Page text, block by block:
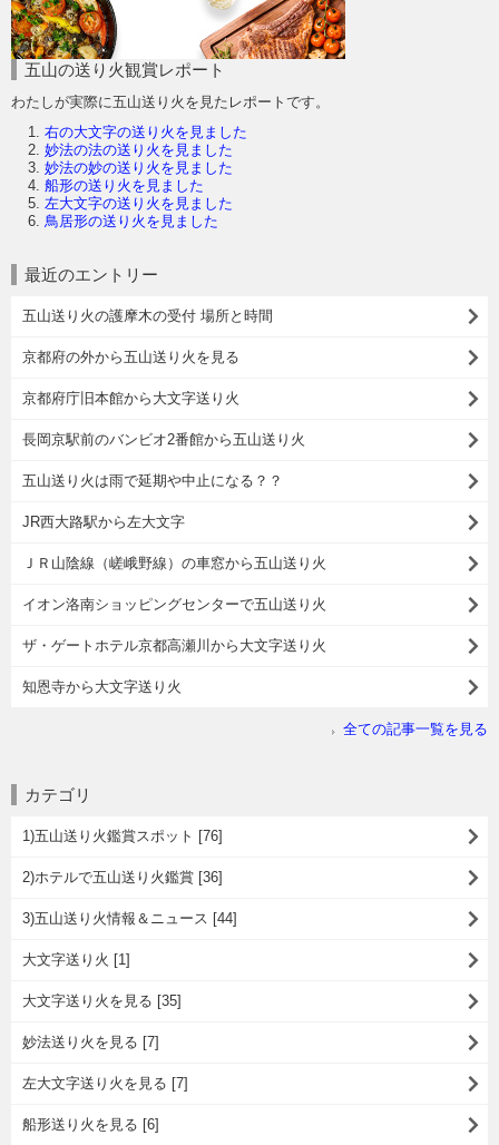
五山の送り火観賞レポート
わたしが実際に五山送り火を見たレポートです。
右の大文字の送り火を見ました
妙法の法の送り火を見ました
妙法の妙の送り火を見ました
船形の送り火を見ました
左大文字の送り火を見ました
鳥居形の送り火を見ました
最近のエントリー
五山送り火の護摩木の受付 場所と時間
京都府の外から五山送り火を見る
京都府庁旧本館から大文字送り火
長岡京駅前のバンビオ2番館から五山送り火
五山送り火は雨で延期や中止になる？？
JR西大路駅から左大文字
ＪＲ山陰線（嵯峨野線）の車窓から五山送り火
イオン洛南ショッピングセンターで五山送り火
ザ・ゲートホテル京都高瀬川から大文字送り火
知恩寺から大文字送り火
全ての記事一覧を見る
カテゴリ
1)五山送り火鑑賞スポット [76]
2)ホテルで五山送り火鑑賞 [36]
3)五山送り火情報＆ニュース [44]
大文字送り火 [1]
大文字送り火を見る [35]
妙法送り火を見る [7]
左大文字送り火を見る [7]
船形送り火を見る [6]